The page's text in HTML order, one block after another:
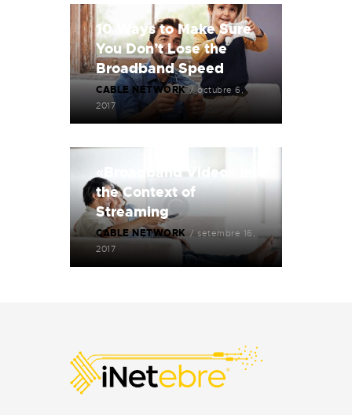
10 Ways to Make Sure
You Don’t Lose the
Broadband Speed
CABLE NETWORK
octubre 6,
2017
«Broadband Video» in
the Context of
Streaming
CABLE NETWORK
setembre 16,
2017